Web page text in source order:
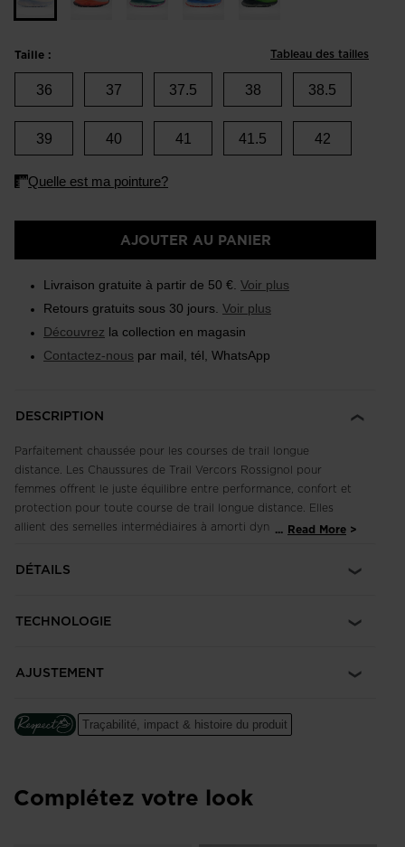
Taille : Tableau des tailles
36 37 37.5 38 38.5
39 40 41 41.5 42
AJOUTER AU PANIER
Livraison gratuite à partir de 50 €. Voir plus
Retours gratuits sous 30 jours. Voir plus
Découvrez la collection en magasin
Contactez-nous par mail, tél, WhatsApp
DESCRIPTION
Parfaitement chaussée pour les courses de trail longue
distance. Les Chaussures de Trail Vercors Rossignol pour
femmes offrent le juste équilibre entre performance, confort et
protection pour toute course de trail longue distance. Elles
allient des semelles intermédiaires à amorti dynamique à un
des foulées sans effort où chaque pas est aussi aisé que le
mm pour garantir une adhérence sur tous les terrains.
... Read More
DÉTAILS
TECHNOLOGIE
AJUSTEMENT
Traçabilité, impact & histoire du produit
Complétez votre look